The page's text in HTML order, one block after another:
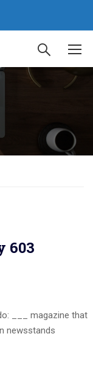
603
___ magazine that
newsstands